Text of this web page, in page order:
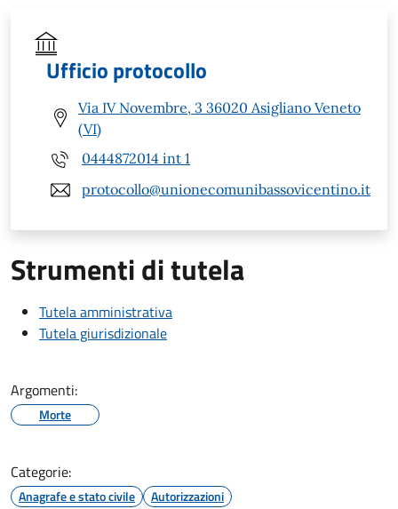
Ufficio protocollo
Via IV Novembre, 3 36020 Asigliano Veneto
(VI)
0444872014 int 1
protocollo@unionecomunibassovicentino.it
Strumenti di tutela
Tutela amministrativa
Tutela giurisdizionale
Argomenti:
Morte
Categorie:
Anagrafe e stato civile Autorizzazioni